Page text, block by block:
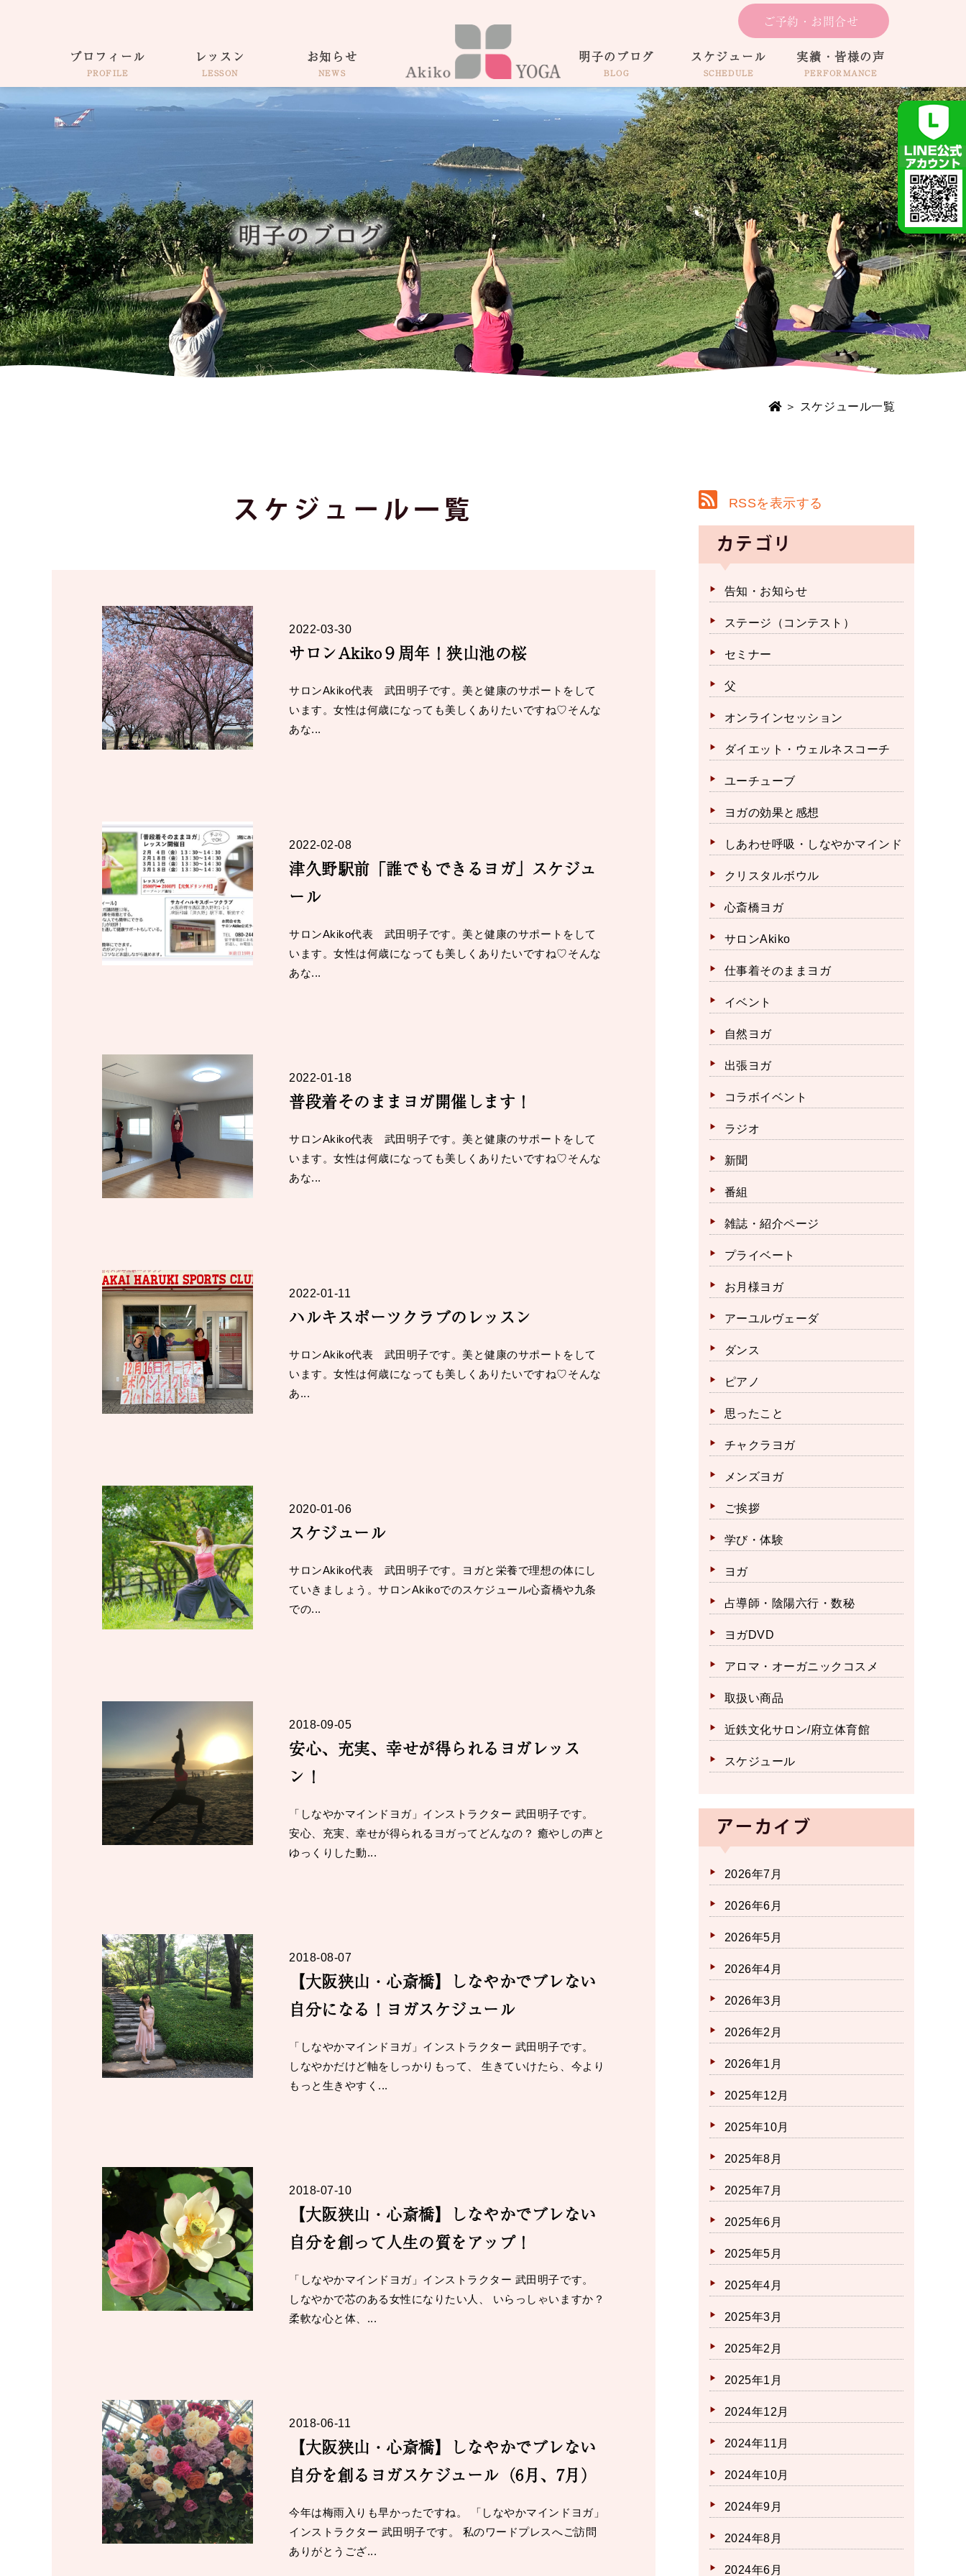
ご予約・お問合せ
プロフィール
PROFILE
レッスン
LESSON
サロンAkiko
ウェルネスコーチ
仕事着そのままヨガ
出張・各種イベント
お知らせ
NEWS
明子のブログ
BLOG
スケジュール
SCHEDULE
実績・皆様の声
PERFORMANCE
＞ スケジュール一覧
スケジュール一覧
2022-03-30
サロンAkiko９周年！狭山池の桜
サロンAkiko代表 武田明子です。美と健康のサポートをして
います。女性は何歳になっても美しくありたいですね♡そんな
あな...
2022-02-08
津久野駅前「誰でもできるヨガ」スケジュ
ール
サロンAkiko代表 武田明子です。美と健康のサポートをして
います。女性は何歳になっても美しくありたいですね♡そんな
あな...
2022-01-18
普段着そのままヨガ開催します！
サロンAkiko代表 武田明子です。美と健康のサポートをして
います。女性は何歳になっても美しくありたいですね♡そんな
あな...
2022-01-11
ハルキスポーツクラブのレッスン
サロンAkiko代表 武田明子です。美と健康のサポートをして
います。女性は何歳になっても美しくありたいですね♡そんな
あ...
2020-01-06
スケジュール
サロンAkiko代表 武田明子です。ヨガと栄養で理想の体にし
ていきましょう。サロンAkikoでのスケジュール心斎橋や九条
での...
2018-09-05
安心、充実、幸せが得られるヨガレッス
ン！
「しなやかマインドヨガ」インストラクター 武田明子です。
安心、充実、幸せが得られるヨガってどんなの？ 癒やしの声と
ゆっくりした動...
2018-08-07
【大阪狭山・心斎橋】しなやかでブレない
自分になる！ヨガスケジュール
「しなやかマインドヨガ」インストラクター 武田明子です。
しなやかだけど軸をしっかりもって、 生きていけたら、今より
もっと生きやすく...
2018-07-10
【大阪狭山・心斎橋】しなやかでブレない
自分を創って人生の質をアップ！
「しなやかマインドヨガ」インストラクター 武田明子です。
しなやかで芯のある女性になりたい人、 いらっしゃいますか？
柔軟な心と体、...
2018-06-11
【大阪狭山・心斎橋】しなやかでブレない
自分を創るヨガスケジュール（6月、7月）
今年は梅雨入りも早かったですね。 「しなやかマインドヨガ」
インストラクター 武田明子です。 私のワードプレスへご訪問
ありがとうござ...
RSSを表示する
カテゴリ
告知・お知らせ
ステージ（コンテスト）
セミナー
父
オンラインセッション
ダイエット・ウェルネスコーチ
ユーチューブ
ヨガの効果と感想
しあわせ呼吸・しなやかマインド
クリスタルボウル
心斎橋ヨガ
サロンAkiko
仕事着そのままヨガ
イベント
自然ヨガ
出張ヨガ
コラボイベント
ラジオ
新聞
番組
雑誌・紹介ページ
プライベート
お月様ヨガ
アーユルヴェーダ
ダンス
ピアノ
思ったこと
チャクラヨガ
メンズヨガ
ご挨拶
学び・体験
ヨガ
占導師・陰陽六行・数秘
ヨガDVD
アロマ・オーガニックコスメ
取扱い商品
近鉄文化サロン/府立体育館
スケジュール
アーカイブ
2026年7月
2026年6月
2026年5月
2026年4月
2026年3月
2026年2月
2026年1月
2025年12月
2025年10月
2025年8月
2025年7月
2025年6月
2025年5月
2025年4月
2025年3月
2025年2月
2025年1月
2024年12月
2024年11月
2024年10月
2024年9月
2024年8月
2024年6月